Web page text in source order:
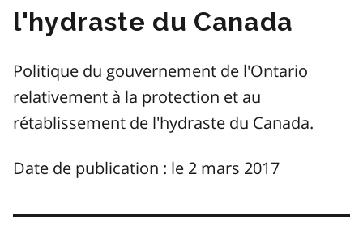
l'hydraste du Canada
Politique du gouvernement de l'Ontario
relativement à la protection et au
rétablissement de l'hydraste du Canada.
Date de publication : le 2 mars 2017